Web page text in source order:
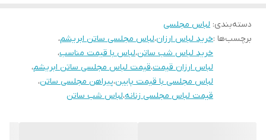
دسته‌بندی: لباس مجلسی
برچسب‌ها :خرید لباس ارزان،لباس مجلسی ساتن ابریشم،
خرید لباس شب ساتن،لباس با قیمت مناسب،
لباس ارزان قیمت،قیمت لباس مجلسی ساتن ابریشم،
لباس مجلسی با قیمت پایین،پیراهن مجلسی ساتن،
قیمت لباس مجلسی زنانه،لباس شب ساتن